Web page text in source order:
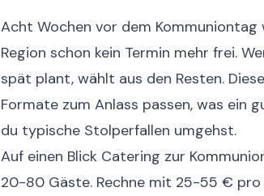
Acht Wochen vor dem
Region schon kein Termin mehr frei.
spät plant, wählt aus den Resten.
Formate zum Anlass passen, was ein
du typische Stolperfallen umgehst.
Auf einen Blick Catering zur
20-80 Gäste. Rechne mit 25-55 €